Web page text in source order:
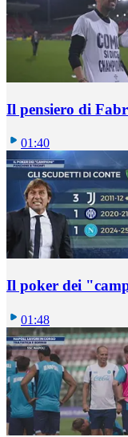
Il pensiero di
01:40
Il poker dei
01:48